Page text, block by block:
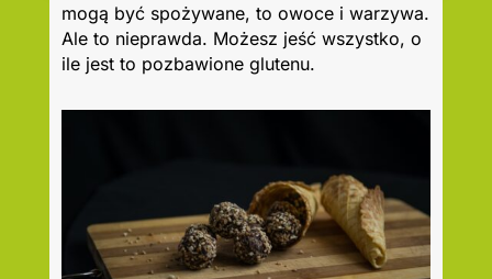
mogą być spożywane, to owoce i warzywa.
Ale to nieprawda. Możesz jeść wszystko, o
ile jest to pozbawione glutenu.